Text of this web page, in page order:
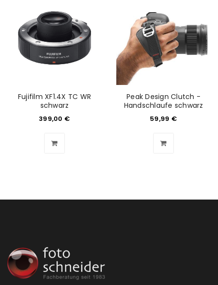
Anmeldeformular geschützt durch
Fujifilm XF1.4X TC WR
schwarz
399,00 €
Peak Design Clutch -
Handschlaufe schwarz
59,99 €